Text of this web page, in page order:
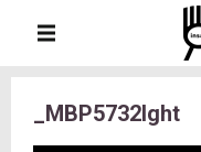
_MBP5732lght